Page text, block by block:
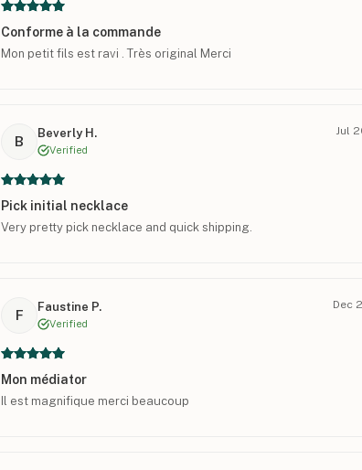
Conforme à la commande
Mon petit fils est ravi . Très original Merci
B
Beverly H.
Verified
Jul
Pick initial necklace
Very pretty pick necklace and quick shipping.
F
Faustine P.
Verified
Dec
Mon médiator
Il est magnifique merci beaucoup